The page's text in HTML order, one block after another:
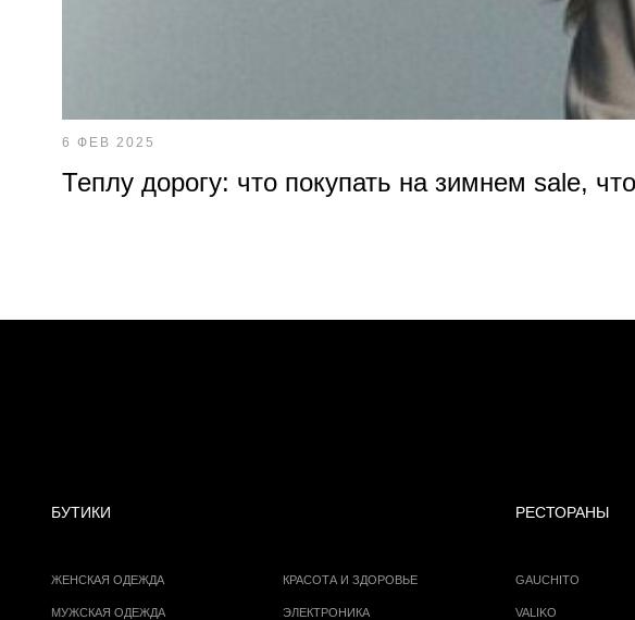
6 ФЕВ 2025
Теплу дорогу: что покупать на зимнем sale,
БУТИКИ
ЖЕНСКАЯ ОДЕЖДА
МУЖСКАЯ ОДЕЖДА
КРАСОТА И ЗДОРОВЬЕ
ЭЛЕКТРОНИКА
РЕСТОРАНЫ
GAUCHITO
VALIKO